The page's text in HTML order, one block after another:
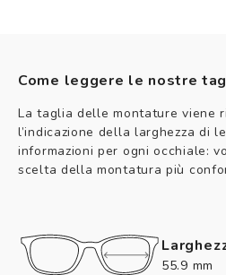
Come leggere le nostre
La taglia delle montature viene
l’indicazione della larghezza di
informazioni per ogni occhiale:
scelta della montatura più
55.9 mm